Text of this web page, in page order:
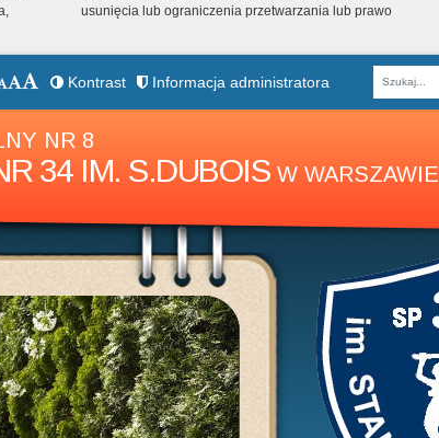
usunięcia lub ograniczenia przetwarzania lub prawo
Kontrast Informacja administratora
Fraza
NR 8
34 IM. S.DUBOIS W WARSZAWIE